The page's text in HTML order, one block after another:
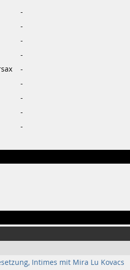
-
-
-
-
-
-
-
-
-
Intimes mit Mira Lu Kovacs